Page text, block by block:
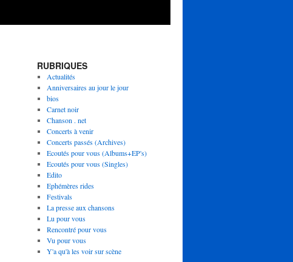
RUBRIQUES
Actualités
Anniversaires au jour le jour
bios
Carnet noir
Chanson . net
Concerts à venir
Concerts passés (Archives)
Ecoutés pour vous (Albums+EP's)
Ecoutés pour vous (Singles)
Edito
Ephémères rides
Festivals
La presse aux chansons
Lu pour vous
Rencontré pour vous
Vu pour vous
Y'a qu'à les voir sur scène